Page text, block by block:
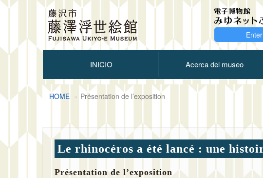
Enter
INICIO Acerca del museo
HOME Présentation de l’exposition
Le rhinocéros a été lancé : une
Présentation de l’exposition